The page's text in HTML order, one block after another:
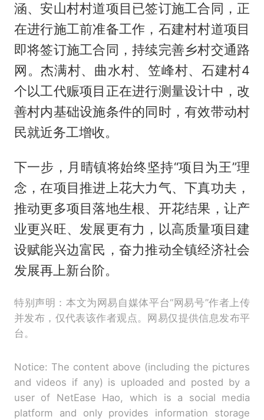
涵、安山村村道项目已签订施工合同，正
在进行施工前准备工作，石建村村道项目
即将签订施工合同，持续完善乡村交通路
网。杰满村、曲水村、笠峰村、石建村4
个以工代赈项目正在进行测量设计中，改
善村内基础设施条件的同时，有效带动村
民就近务工增收。
下一步，月晴镇将始终坚持“项目为王”理
念，在项目推进上花大力气、下真功夫，
推动更多项目落地生根、开花结果，让产
业更兴旺、发展更有力，以高质量项目建
设赋能兴边富民，奋力推动全镇经济社会
发展再上新台阶。
特别声明：本文为网易自媒体平台“网易号”作者上传
并发布，仅代表该作者观点。网易仅提供信息发布平
台。
Notice: The content above (including the pictures
and videos if any) is uploaded and posted by a
user of NetEase Hao, which is a social media
platform and only provides information storage